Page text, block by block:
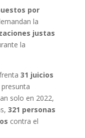
por
la
justas
la
31 juicios
solo en 2022,
321 personas
contra el